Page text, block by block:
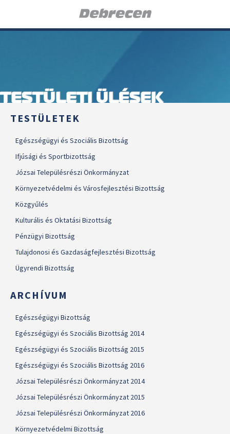
TESTÜLETI ÜLÉSEK
TESTÜLETEK
Egészségügyi és Szociális Bizottság
Ifjúsági és Sportbizottság
Józsai Településrészi Önkormányzat
Környezetvédelmi és Városfejlesztési Bizottság
Közgyűlés
Kulturális és Oktatási Bizottság
Pénzügyi Bizottság
Tulajdonosi és Gazdaságfejlesztési Bizottság
Ügyrendi Bizottság
ARCHÍVUM
Egészségügyi Bizottság
Egészségügyi és Szociális Bizottság 2014
Egészségügyi és Szociális Bizottság 2015
Egészségügyi és Szociális Bizottság 2016
Józsai Településrészi Önkormányzat 2014
Józsai Településrészi Önkormányzat 2015
Józsai Településrészi Önkormányzat 2016
Környezetvédelmi Bizottság